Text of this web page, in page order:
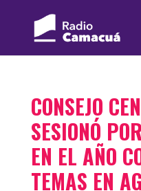
CONSEJO
SESIONÓ
EN EL AÑO
TEMAS EN